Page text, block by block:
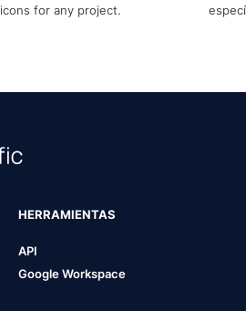
icons for any project.
HERRAMIENTAS
API
Google Workspace